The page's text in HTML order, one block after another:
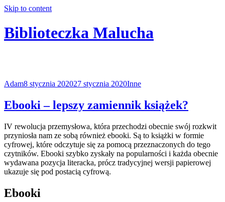
Skip to content
Biblioteczka Malucha
Adam8 stycznia 202027 stycznia 2020Inne
Ebooki – lepszy zamiennik książek?
IV rewolucja przemysłowa, która przechodzi obecnie swój rozkwit
przyniosła nam ze sobą również ebooki. Są to książki w formie
cyfrowej, które odczytuje się za pomocą przeznaczonych do tego
czytników. Ebooki szybko zyskały na popularności i każda obecnie
wydawana pozycja literacka, prócz tradycyjnej wersji papierowej
ukazuje się pod postacią cyfrową.
Ebooki